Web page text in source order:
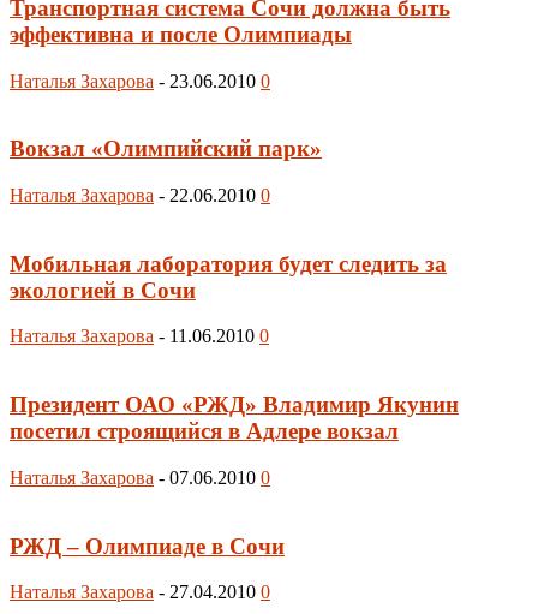
Транспортная система Сочи должна быть
эффективна и после Олимпиады
Наталья Захарова - 23.06.2010 0
Вокзал «Олимпийский парк»
Наталья Захарова - 22.06.2010 0
Мобильная лаборатория будет следить за
экологией в Сочи
Наталья Захарова - 11.06.2010 0
Президент ОАО «РЖД» Владимир Якунин
посетил строящийся в Адлере вокзал
Наталья Захарова - 07.06.2010 0
РЖД – Олимпиаде в Сочи
Наталья Захарова - 27.04.2010 0